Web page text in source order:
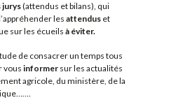
jurys(attendus et bilans), qui
les attenduset
sur les écueilsà éviter.
de consacrer un temps tous
vous informersur les actualités
agricole, du ministère, de la